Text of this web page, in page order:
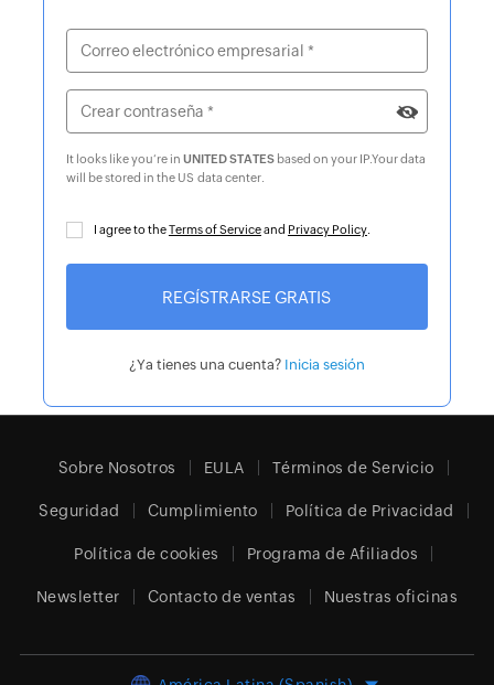
It looks like you‘re in UNITED STATES based on your IP.Your data
will be stored in the US data center.
I agree to theTerms of Serviceand Privacy Policy.
¿Ya tienes una cuenta? Inicia sesión
Sobre Nosotros EULA Términos de Servicio
Seguridad Cumplimiento Política de Privacidad
Política de cookies Programa de Afiliados
Newsletter Contacto de ventas Nuestras oficinas